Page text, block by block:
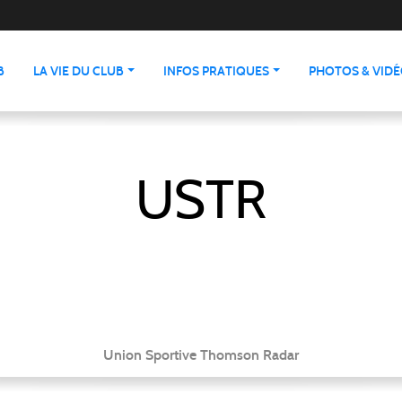
LA VIE DU CLUB INFOS PRATIQUES PHOTOS &
USTR
Union Sportive Thomson Radar